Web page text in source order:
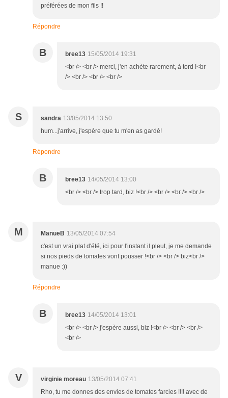
préférées de mon fils !!
Répondre
B bree13 15/05/2014 19:31
<br /> <br /> merci, j'en achète rarement, à tord !<br
/> <br /> <br /> <br />
S sandra 13/05/2014 13:50
hum...j'arrive, j'espère que tu m'en as gardé!
Répondre
B bree13 14/05/2014 13:00
<br /> <br /> trop tard, biz !<br /> <br /> <br /> <br />
M ManueB 13/05/2014 07:54
c'est un vrai plat d'été, ici pour l'instant il pleut, je me demande
si nos pieds de tomates vont pousser !<br /> <br /> biz<br />
manue :))
Répondre
B bree13 14/05/2014 13:01
<br /> <br /> j'espère aussi, biz !<br /> <br /> <br />
<br />
V virginie moreau 13/05/2014 07:41
Rho, tu me donnes des envies de tomates farcies !!!! avec de